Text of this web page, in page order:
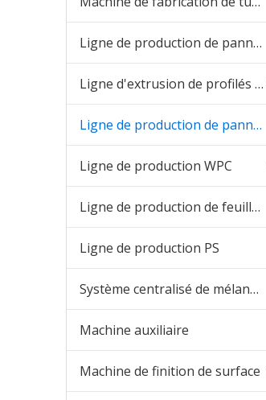
Ligne de production de panneaux en PVC
Ligne d'extrusion de profilés en PVC
Ligne de production de panneaux en PVC
Ligne de production WPC
Ligne de production de feuilles de PVC
Ligne de production PS
Système centralisé de mélange et d'alimentation
Machine auxiliaire
Machine de finition de surface